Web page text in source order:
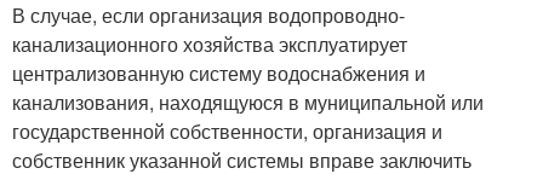
В случае, если организация водопроводно-
канализационного хозяйства эксплуатирует
централизованную систему водоснабжения и
канализования, находящуюся в муниципальной или
государственной собственности, организация и
собственник указанной системы вправе заключить